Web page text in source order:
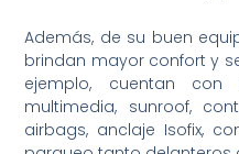
Además, de su buen
brindan mayor confort y
ejemplo, cuentan
multimedia, sunroof,
airbags, anclaje Isofix,